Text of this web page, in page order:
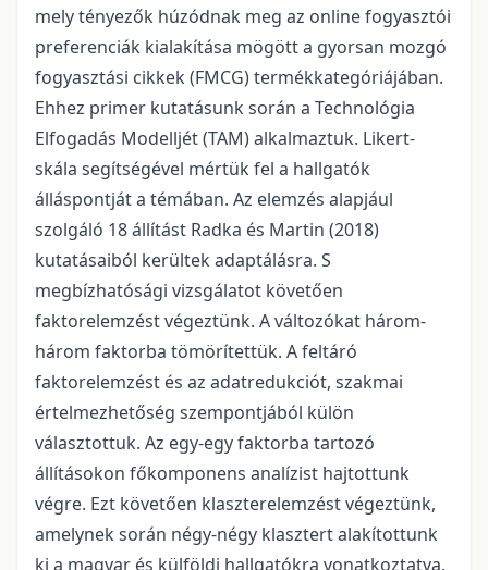
mely tényezők húzódnak meg az online fogyasztói
preferenciák kialakítása mögött a gyorsan mozgó
fogyasztási cikkek (FMCG) termékkategóriájában.
Ehhez primer kutatásunk során a Technológia
Elfogadás Modelljét (TAM) alkalmaztuk. Likert-
skála segítségével mértük fel a hallgatók
álláspontját a témában. Az elemzés alapjául
szolgáló 18 állítást Radka és Martin (2018)
kutatásaiból kerültek adaptálásra. S
megbízhatósági vizsgálatot követően
faktorelemzést végeztünk. A változókat három-
három faktorba tömörítettük. A feltáró
faktorelemzést és az adatredukciót, szakmai
értelmezhetőség szempontjából külön
választottuk. Az egy-egy faktorba tartozó
állításokon főkomponens analízist hajtottunk
végre. Ezt követően klaszterelemzést végeztünk,
amelynek során négy-négy klasztert alakítottunk
ki a magyar és külföldi hallgatókra vonatkoztatva.